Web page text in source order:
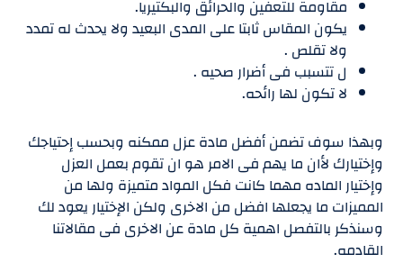
مقاومة للتعفين والحرائق والبكتيريا.
يكون المقاس ثابتا على المدى البعيد ولا يحدث له تمدد
ولا تقلص .
ل تتسبب فى أضرار صحيه .
لا تكون لها رائحه.
وبهذا سوف تضمن أفضل مادة عزل ممكنه وبحسب إحتياجك
وإختيارك لأان ما يهم فى الامر هو ان تقوم بعمل العزل
وإختيار الماده مهما كانت فكل المواد متميزة ولها من
المميزات ما يجعلها افضل من الاخرى ولكن الإختيار يعود لك
وسنذكر بالتفصل اهمية كل مادة عن الاخرى فى مقالاتنا
القادمه.